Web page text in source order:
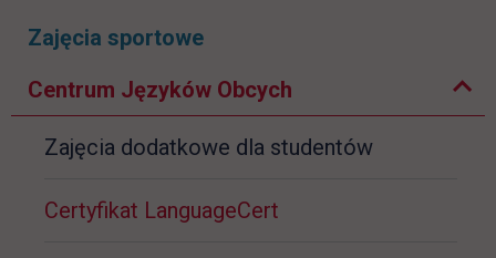
Zajęcia sportowe
Centrum Języków Obcych
Zajęcia dodatkowe dla studentów
Certyfikat LanguageCert